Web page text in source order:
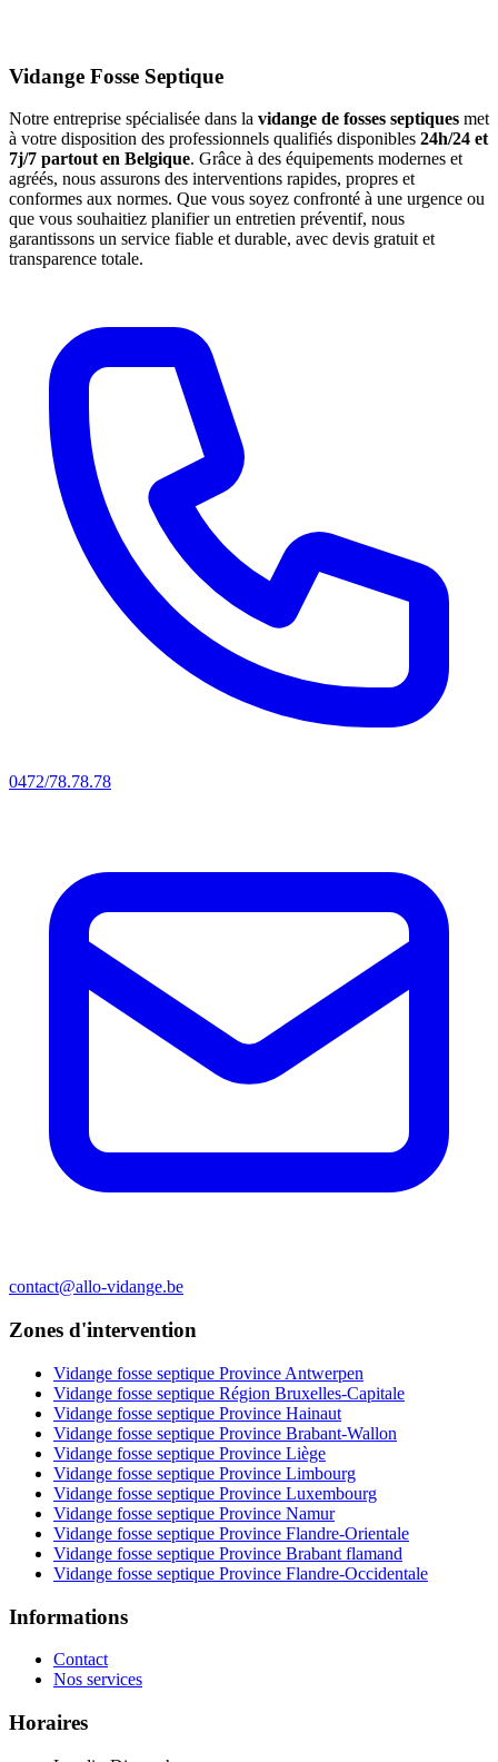
Vidange Fosse Septique
Notre entreprise spécialisée dans la vidange de fosses septiques met
à votre disposition des professionnels qualifiés disponibles 24h/24 et
7j/7 partout en Belgique. Grâce à des équipements modernes et
agréés, nous assurons des interventions rapides, propres et
conformes aux normes. Que vous soyez confronté à une urgence ou
que vous souhaitiez planifier un entretien préventif, nous
garantissons un service fiable et durable, avec devis gratuit et
transparence totale.
0472/78.78.78
contact@allo-vidange.be
Zones d'intervention
Vidange fosse septique Province Antwerpen
Vidange fosse septique Région Bruxelles-Capitale
Vidange fosse septique Province Hainaut
Vidange fosse septique Province Brabant-Wallon
Vidange fosse septique Province Liège
Vidange fosse septique Province Limbourg
Vidange fosse septique Province Luxembourg
Vidange fosse septique Province Namur
Vidange fosse septique Province Flandre-Orientale
Vidange fosse septique Province Brabant flamand
Vidange fosse septique Province Flandre-Occidentale
Informations
Contact
Nos services
Horaires